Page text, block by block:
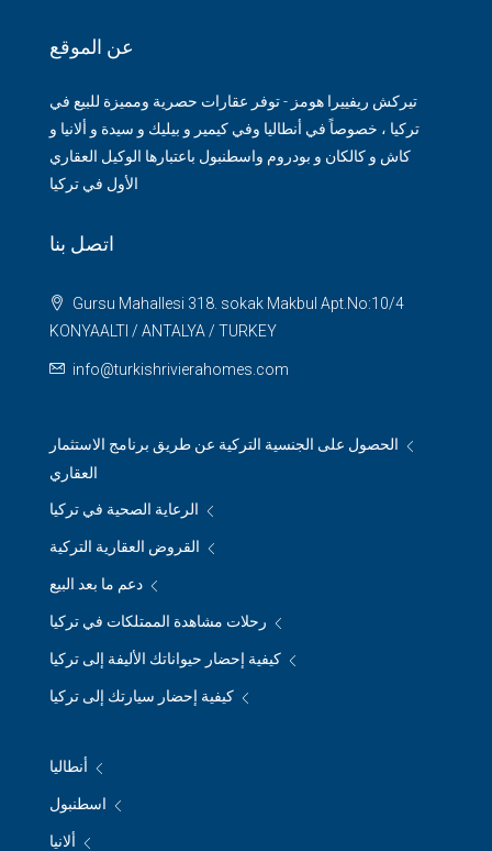
عن الموقع
تيركش ريفييرا هومز - توفر عقارات حصرية ومميزة للبيع في
تركيا ، خصوصاً في أنطاليا وفي كيمير و بيليك و سيدة و ألانيا و
كاش و كالكان و بودروم واسطنبول باعتبارها الوكيل العقاري
الأول في تركيا
اتصل بنا
Gursu Mahallesi 318. sokak Makbul Apt.No:10/4
KONYAALTI / ANTALYA / TURKEY
info@turkishrivierahomes.com
الحصول على الجنسية التركية عن طريق برنامج الاستثمار
العقاري
الرعاية الصحية في تركيا
القروض العقارية التركية
دعم ما بعد البيع
رحلات مشاهدة الممتلكات في تركيا
كيفية إحضار حيواناتك الأليفة إلى تركيا
كيفية إحضار سيارتك إلى تركيا
أنطاليا
اسطنبول
ألانيا